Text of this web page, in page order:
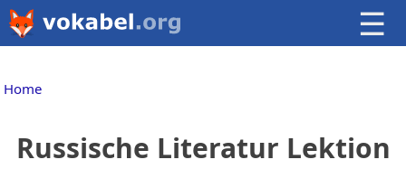
☰
Home
Russische Literatur Lektion